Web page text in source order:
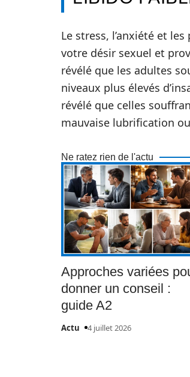
Le stress, l’anxiété et
votre désir sexuel et
révélé que les adultes
niveaux plus élevés
révélé que celles
mauvaise lubrification
Ne ratez rien de l'actu
Approches variées
donner un conseil :
guide A2
Actu 4 juillet 2026